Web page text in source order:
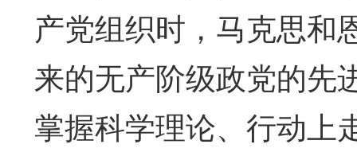
产党组织时，马克思和
来的无产阶级政党的先
掌握科学理论、行动上